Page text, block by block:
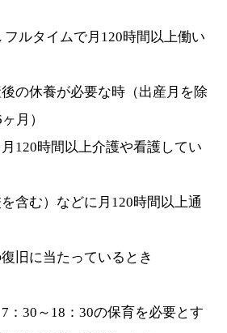
ルタイムで月120時間以上働い
の休養が必要な時（出産月を除
月）
120時間以上介護や看護してい
含む）などに月120時間以上通
旧に当たっているとき
30～18：30の保育を必要とす